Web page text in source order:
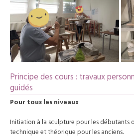
Principe des cours : travaux
guidés
Pour tous les niveaux
Initiation à la sculpture pour les débutants
technique et théorique pour les anciens.